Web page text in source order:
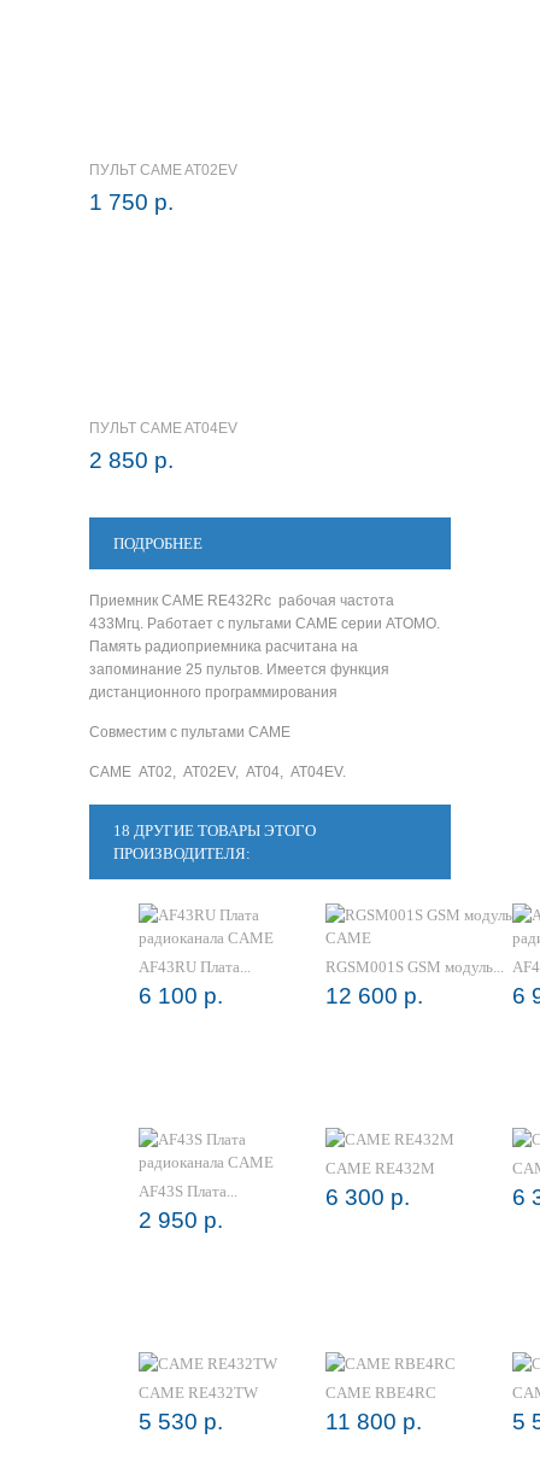
ПУЛЬТ CAME AT02EV
1 750 р.
ПУЛЬТ CAME AT04EV
2 850 р.
ПОДРОБНЕЕ
Приемник CAME RE432Rc рабочая частота
433Мгц. Работает с пультами CAME серии ATOMO.
Память радиоприемника расчитана на
запоминание 25 пультов. Имеется функция
дистанционного программирования
Совместим с пультами CAME
CAME AT02, AT02EV, AT04, AT04EV.
18 ДРУГИЕ ТОВАРЫ ЭТОГО
ПРОИЗВОДИТЕЛЯ:
AF43RU Плата...
6 100 р.
RGSM001S GSM модуль...
12 600 р. 6
AF43S Плата...
2 950 р.
CAME RE432M
6 300 р. 6
CAME RE432TW
5 530 р.
CAME RBE4RC
11 800 р. 5